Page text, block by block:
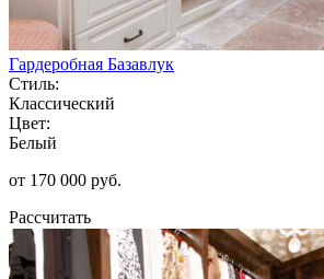
Гардеробная Базавлук
Стиль:
Классический
Цвет:
Белый
от 170 000 руб.
Рассчитать